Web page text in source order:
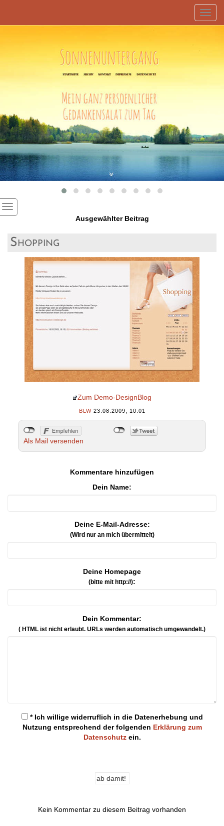
Ausgewählter Beitrag
Shopping
Zum Demo-DesignBlog
BLW23.08.2009, 10.01
Als Mail versenden
Kommentare hinzufügen
Dein Name:
Deine E-Mail-Adresse:
(Wird nur an mich übermittelt)
Deine Homepage
(bitte mit http://):
Dein Kommentar:
( HTML ist nicht erlaubt. URLs werden automatisch umgewandelt.)
* Ich willige widerruflich in die Datenerhebung und
Nutzung entsprechend der folgenden Erklärung zum
Datenschutzein.
Kein Kommentar zu diesem Beitrag vorhanden